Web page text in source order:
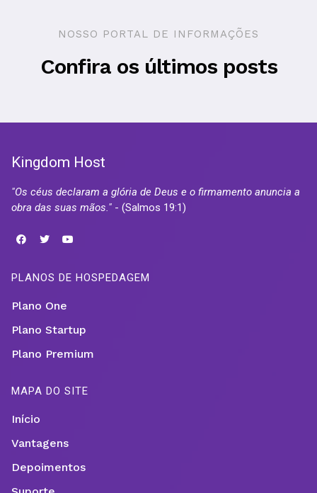
NOSSO PORTAL DE INFORMAÇÕES
Confira os últimos posts
Kingdom Host
"Os céus declaram a glória de Deus e o firmamento anuncia a
obra das suas mãos." - (Salmos 19:1)
PLANOS DE HOSPEDAGEM
Plano One
Plano Startup
Plano Premium
MAPA DO SITE
Início
Vantagens
Depoimentos